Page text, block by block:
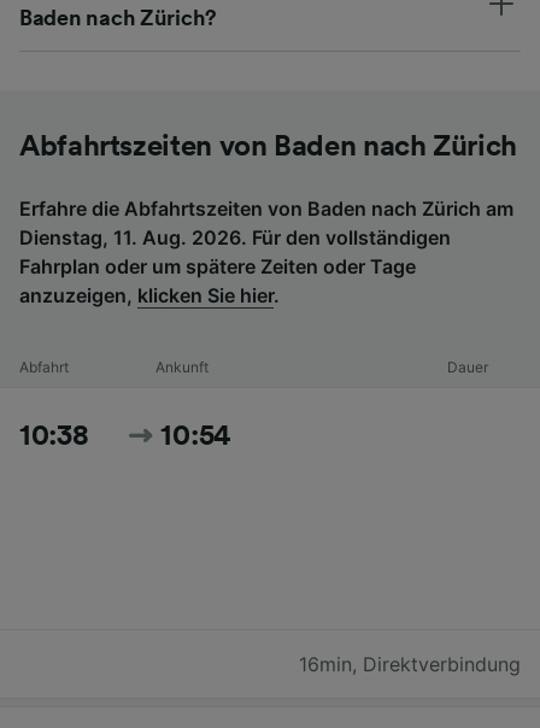
Baden nach Zürich?
Abfahrtszeiten von Baden nach Zürich
Erfahre die Abfahrtszeiten von Baden nach Zürich am
Dienstag, 11. Aug. 2026. Für den vollständigen
Fahrplan oder um spätere Zeiten oder Tage
anzuzeigen, klicken Sie hier.
Abfahrt Ankunft Dauer
10:38 10:54
16min, Direktverbindung